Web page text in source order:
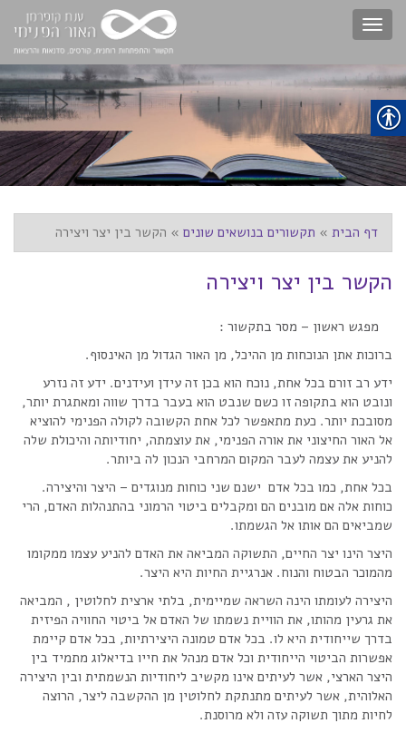
Toggle
navigation
דף הבית » תקשורים בנושאים שונים » הקשר בין יצר ויצירה
הקשר בין יצר ויצירה
מפגש ראשון – מסר בתקשור :
ברוכות אתן הנוכחות מן ההיכל, מן האור הגדול מן האינסוף.
ידע רב זורם בכל אחת, נוכח הוא בכן זה עידן ועידנים. ידע זה נזרע
ונובט הוא בתקופה זו כשם שנבט הוא בעבר בדרך שווה ומאתגרת יותר,
מסובכת יותר. כעת מתאפשר לכל אחת הקשובה לקולה הפנימי להוציא
אל האור החיצוני את אורה הפנימי, את עוצמתה, יחודיותה והיכולת שלה
להניע את עצמה לעבר המקום המרחבי הנכון לה ביותר.
בכל אחת, כמו בכל אדם ישנם שני כוחות מנוגדים – היצר והיצירה.
כוחות אלה אם מובנים הם ומקבלים ביטוי הרמוני בהתנהלות האדם, הרי
שמביאים הם אותו אל הגשמתו.
היצר הינו יצר החיים, התשוקה המביאה את האדם להניע עצמו ממקומו
מהמוכר הבטוח והנוח. אנרגיית החיות היא היצר.
היצירה לעומתו הינה השראה שמיימית, בלתי ארצית לחלוטין , המביאה
את גרעין מהותו, את הוויית נשמתו של האדם אל ביטוי החוויה הפיזית
בדרך שייחודית היא לו. בכל אדם טמונה היצירתיות, בכל אדם קיימת
אפשרות הביטוי הייחודית וכל אדם מנהל את חייו בדיאלוג מתמיד בין
היצר הארצי, אשר לעיתים אינו מקשיב ליחודיות הנשמתית ובין היצירה
האלוהית, אשר לעיתים מתנתקת לחלוטין מן ההקשבה ליצר, הרוצה
לחיות מתוך תשוקה עזה ולא מרוסנת.